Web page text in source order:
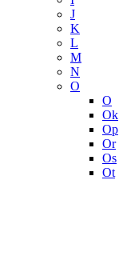
J
K
L
M
N
O
O
Ok
Op
Or
Os
Ot